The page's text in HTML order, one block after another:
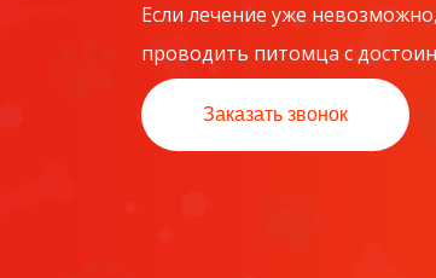
Если лечение уже
проводить питомца с
Заказать звонок